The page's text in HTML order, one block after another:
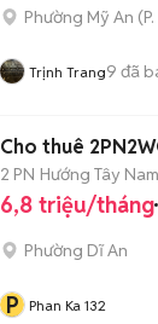
Phường Mỹ An (
Trịnh Trang9 đã
Cho thuê
2 PN Hướng Tây Nam
6,8 triệu/tháng
Phường Dĩ An
P Phan Ka 132